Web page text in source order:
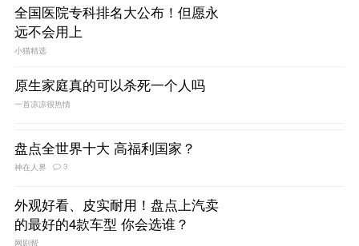
全国医院专科排名大公布！但愿永
远不会用上
小猫精选
原生家庭真的可以杀死一个人吗
盘点全世界十大 高福利国家？
外观好看、皮实耐用！盘点上汽卖
的最好的4款车型 你会选谁？